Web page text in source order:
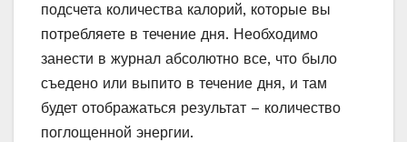
подсчета количества калорий, которые вы
потребляете в течение дня. Необходимо
занести в журнал абсолютно все, что было
съедено или выпито в течение дня, и там
будет отображаться результат – количество
поглощенной энергии.